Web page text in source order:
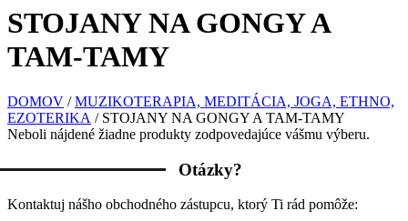
STOJANY NA GONGY A
TAM-TAMY
DOMOV /MUZIKOTERAPIA, MEDITÁCIA, JOGA, ETHNO,
EZOTERIKA / STOJANY NA GONGY A TAM-TAMY
Neboli nájdené žiadne produkty zodpovedajúce vášmu výberu.
Otázky?
Kontaktuj nášho obchodného zástupcu, ktorý Ti rád pomôže: